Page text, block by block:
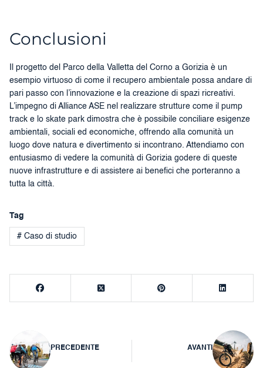
Conclusioni
Il progetto del Parco della Valletta del Corno a Gorizia è un
esempio virtuoso di come il recupero ambientale possa andare di
pari passo con l’innovazione e la creazione di spazi ricreativi.
L’impegno di Alliance ASE nel realizzare strutture come il pump
track e lo skate park dimostra che è possibile conciliare esigenze
ambientali, sociali ed economiche, offrendo alla comunità un
luogo dove natura e divertimento si incontrano. Attendiamo con
entusiasmo di vedere la comunità di Gorizia godere di queste
nuove infrastrutture e di assistere ai benefici che porteranno a
tutta la città.
Tag
# Caso di studio
Navigazione
articoli
PRECEDENTE AVANTI